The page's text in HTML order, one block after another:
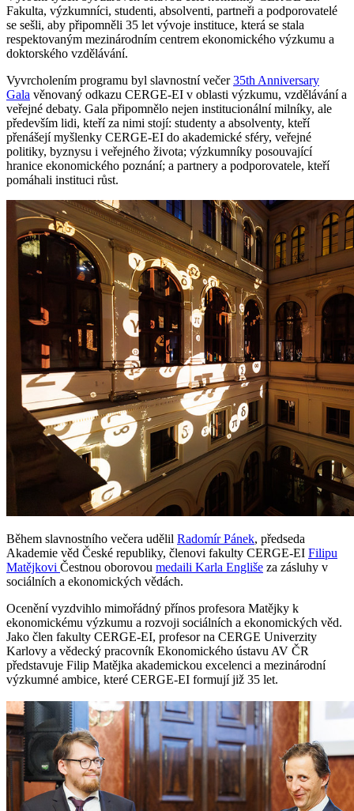
Fakulta, výzkumníci, studenti, absolventi, partneři a podporovatelé
se sešli, aby připomněli 35 let vývoje instituce, která se stala
respektovaným mezinárodním centrem ekonomického výzkumu a
doktorského vzdělávání.
Vyvrcholením programu byl slavnostní večer35th Anniversary
Gala věnovaný odkazu CERGE-EI v oblasti výzkumu, vzdělávání a
veřejné debaty. Gala připomnělo nejen institucionální milníky, ale
především lidi, kteří za nimi stojí: studenty a absolventy, kteří
přenášejí myšlenky CERGE-EI do akademické sféry, veřejné
politiky, byznysu i veřejného života; výzkumníky posouvající
hranice ekonomického poznání; a partnery a podporovatele, kteří
pomáhali instituci růst.
Během slavnostního večera udělil Radomír Pánek, předseda
Akademie věd České republiky, členovi fakulty CERGE-EI Filipu
Matějkovi Čestnou oborovou medaili Karla Engliše za zásluhy v
sociálních a ekonomických vědách.
Ocenění vyzdvihlo mimořádný přínos profesora Matějky k
ekonomickému výzkumu a rozvoji sociálních a ekonomických věd.
Jako člen fakulty CERGE-EI, profesor na CERGE Univerzity
Karlovy a vědecký pracovník Ekonomického ústavu AV ČR
představuje Filip Matějka akademickou excelenci a mezinárodní
výzkumné ambice, které CERGE-EI formují již 35 let.